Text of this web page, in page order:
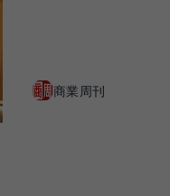
商業周刊